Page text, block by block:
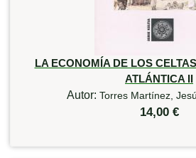
LA ECONOMÍA DE LOS
ATLÁNTICA II
Autor: Torres Martínez,
14,00 €